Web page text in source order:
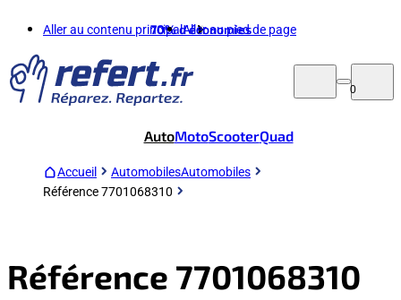
Aller au contenu principalAller au pied de page
70%d'économies
0
AutoMotoScooterQuad
Accueil AutomobilesAutomobiles
Référence 7701068310
Référence 7701068310